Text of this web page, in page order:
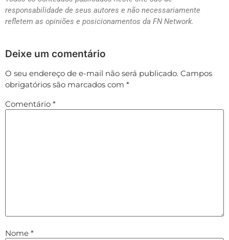
responsabilidade de seus autores e não necessariamente
refletem as opiniões e posicionamentos da FN Network.
Deixe um comentário
O seu endereço de e-mail não será publicado. Campos
obrigatórios são marcados com *
Comentário *
Nome *